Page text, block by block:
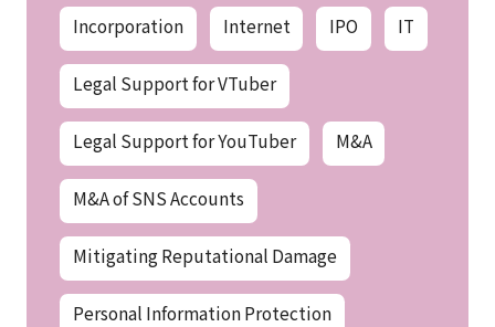
Incorporation Internet IPO IT
Legal Support for VTuber
Legal Support for YouTuber M&A
M&A of SNS Accounts
Mitigating Reputational Damage
Personal Information Protection